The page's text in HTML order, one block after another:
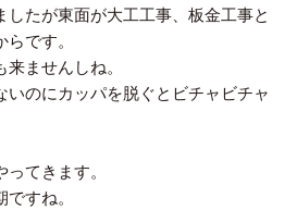
したが東面が大工工事、板金工事と
です。
ませんしね。
いのにカッパを脱ぐとビチャビチャ
てきます。
すね。